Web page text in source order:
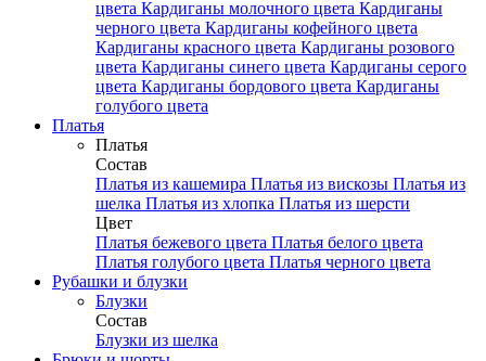
цвета Кардиганы молочного цвета Кардиганы
черного цвета Кардиганы кофейного цвета
Кардиганы красного цвета Кардиганы розового
цвета Кардиганы синего цвета Кардиганы серого
цвета Кардиганы бордового цвета Кардиганы
голубого цвета
Платья
Платья
Состав
Платья из кашемира Платья из вискозы Платья из
шелка Платья из хлопка Платья из шерсти
Цвет
Платья бежевого цвета Платья белого цвета
Платья голубого цвета Платья черного цвета
Рубашки и блузки
Блузки
Состав
Блузки из шелка